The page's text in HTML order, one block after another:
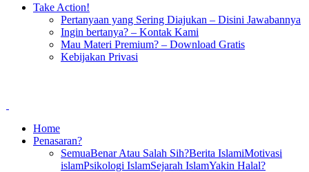
Take Action!
Pertanyaan yang Sering Diajukan – Disini Jawabannya
Ingin bertanya? – Kontak Kami
Mau Materi Premium? – Download Gratis
Kebijakan Privasi
Home
Penasaran?
SemuaBenar Atau Salah Sih?Berita IslamiMotivasi
islamPsikologi IslamSejarah IslamYakin Halal?